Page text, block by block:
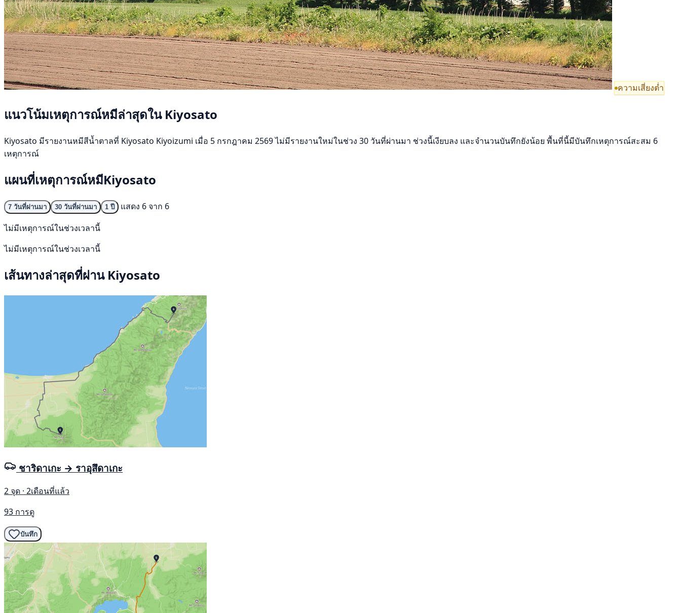
ความเสี่ยงต่ำ
แนวโน้มเหตุการณ์หมีล่าสุดใน Kiyosato
Kiyosato มีรายงานหมีสีน้ำตาลที่ Kiyosato Kiyoizumi เมื่อ 5 กรกฎาคม 2569 ไม่มีรายงานใหม่ในช่วง 30 วันที่ผ่านมา ช่วงนี้เงียบลง และจำนวนบันทึกยังน้อย พื้นที่นี้มีบันทึกเหตุการณ์สะสม 6
เหตุการณ์
แผนที่เหตุการณ์หมีKiyosato
7 วันที่ผ่านมา 30 วันที่ผ่านมา 1 ปี
แสดง 6 จาก 6
ไม่มีเหตุการณ์ในช่วงเวลานี้
ไม่มีเหตุการณ์ในช่วงเวลานี้
เส้นทางล่าสุดที่ผ่าน Kiyosato
ชาริดาเกะ → ราอุสึดาเกะ
2 จุด · 2เดือนที่แล้ว
93 การดู
บันทึก